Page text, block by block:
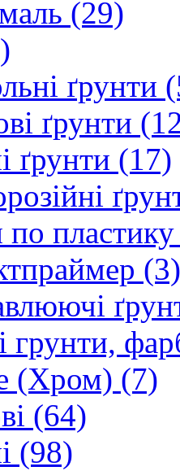
(29)
ґрунти
ґрунти
ґрунти (17)
по
(3)
грунти,
(Хром) (7)
(64)
(98)